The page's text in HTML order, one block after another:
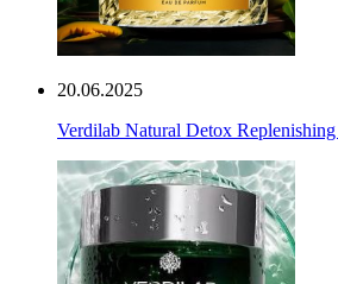
20.06.2025
Verdilab Natural Detox